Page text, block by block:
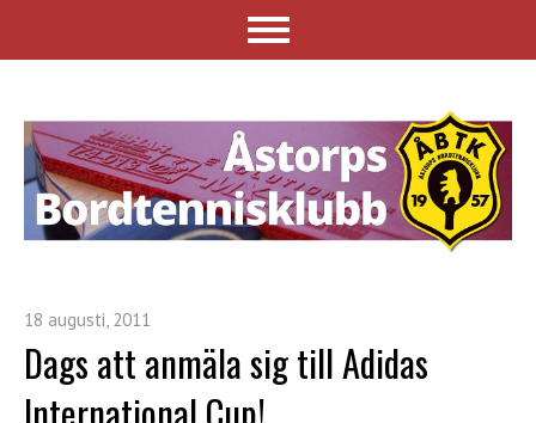
18 augusti, 2011
Dags att anmäla sig till Adidas